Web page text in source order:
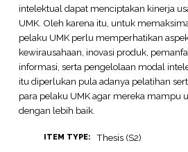
intelektual dapat menciptakan kinerja
UMK. Oleh karena itu, untuk
pelaku UMK perlu memperhatikan
kewirausahaan, inovasi produk,
informasi, serta pengelolaan modal
itu diperlukan pula adanya pelatihan
para pelaku UMK agar mereka mampu
dengan lebih baik.
ITEM TYPE: Thesis (S2)